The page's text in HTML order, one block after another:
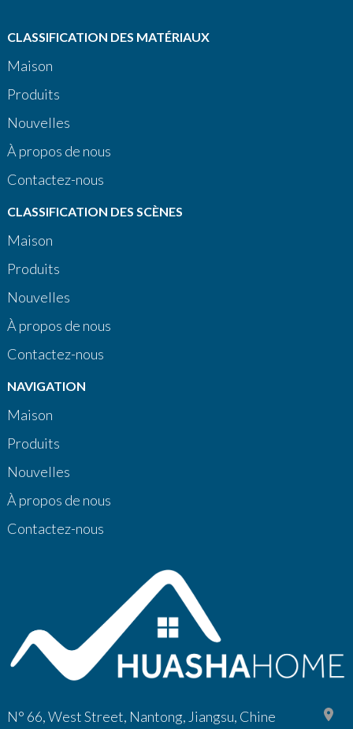
CLASSIFICATION DES MATÉRIAUX
Maison
Produits
Nouvelles
À propos de nous
Contactez-nous
CLASSIFICATION DES SCÈNES
Maison
Produits
Nouvelles
À propos de nous
Contactez-nous
NAVIGATION
Maison
Produits
Nouvelles
À propos de nous
Contactez-nous
N° 66, West Street, Nantong, Jiangsu, Chine